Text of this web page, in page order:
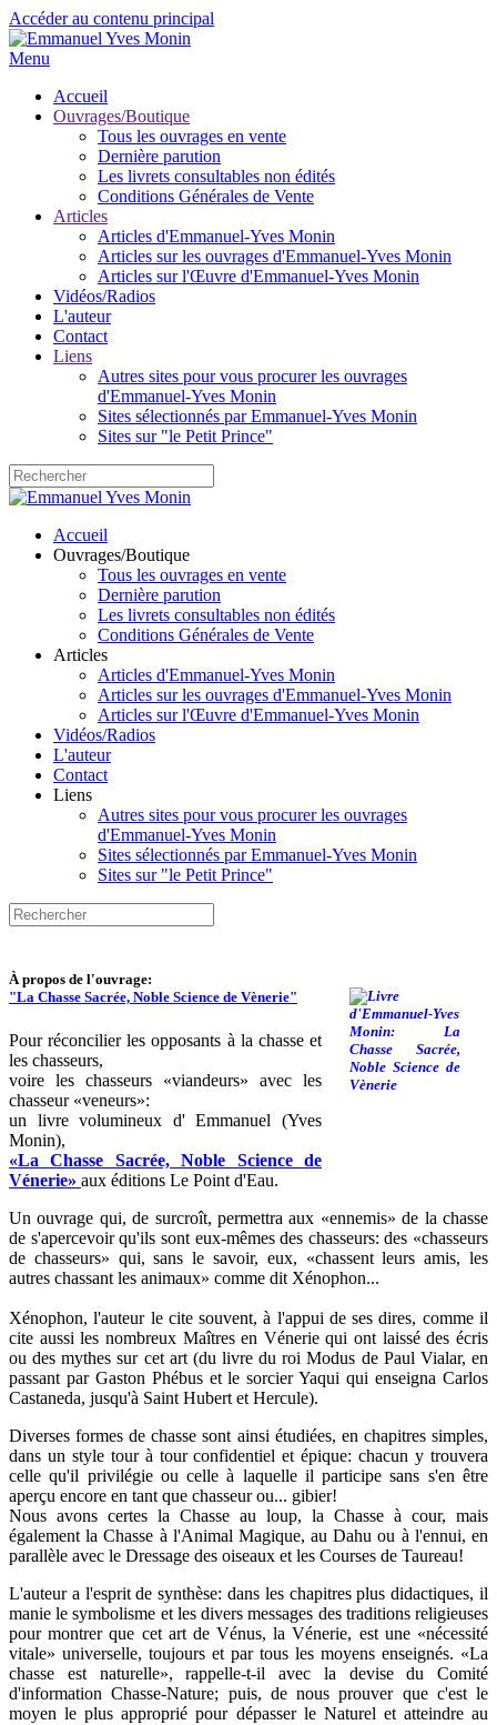
Accéder au contenu principal
Menu
Accueil
Ouvrages/Boutique
Tous les ouvrages en vente
Dernière parution
Les livrets consultables non édités
Conditions Générales de Vente
Articles
Articles d'Emmanuel-Yves Monin
Articles sur les ouvrages d'Emmanuel-Yves Monin
Articles sur l'Œuvre d'Emmanuel-Yves Monin
Vidéos/Radios
L'auteur
Contact
Liens
Autres sites pour vous procurer les ouvrages
d'Emmanuel-Yves Monin
Sites sélectionnés par Emmanuel-Yves Monin
Sites sur "le Petit Prince"
Accueil
Ouvrages/Boutique
Tous les ouvrages en vente
Dernière parution
Les livrets consultables non édités
Conditions Générales de Vente
Articles
Articles d'Emmanuel-Yves Monin
Articles sur les ouvrages d'Emmanuel-Yves Monin
Articles sur l'Œuvre d'Emmanuel-Yves Monin
Vidéos/Radios
L'auteur
Contact
Liens
Autres sites pour vous procurer les ouvrages
d'Emmanuel-Yves Monin
Sites sélectionnés par Emmanuel-Yves Monin
Sites sur "le Petit Prince"
À propos de l'ouvrage:
"La Chasse Sacrée, Noble Science de Vènerie"
Pour réconcilier les opposants à la chasse et
les chasseurs,
voire les chasseurs «viandeurs» avec les
chasseur «veneurs»:
un livre volumineux d' Emmanuel (Yves
Monin),
«La Chasse Sacrée, Noble Science de
Vénerie» aux éditions Le Point d'Eau.
Un ouvrage qui, de surcroît, permettra aux «ennemis» de la chasse
de s'apercevoir qu'ils sont eux-mêmes des chasseurs: des «chasseurs
de chasseurs» qui, sans le savoir, eux, «chassent leurs amis, les
autres chassant les animaux» comme dit Xénophon...
Xénophon, l'auteur le cite souvent, à l'appui de ses dires, comme il
cite aussi les nombreux Maîtres en Vénerie qui ont laissé des écris
ou des mythes sur cet art (du livre du roi Modus de Paul Vialar, en
passant par Gaston Phébus et le sorcier Yaqui qui enseigna Carlos
Castaneda, jusqu'à Saint Hubert et Hercule).
Diverses formes de chasse sont ainsi étudiées, en chapitres simples,
dans un style tour à tour confidentiel et épique: chacun y trouvera
celle qu'il privilégie ou celle à laquelle il participe sans s'en être
aperçu encore en tant que chasseur ou... gibier!
Nous avons certes la Chasse au loup, la Chasse à cour, mais
également la Chasse à l'Animal Magique, au Dahu ou à l'ennui, en
parallèle avec le Dressage des oiseaux et les Courses de Taureau!
L'auteur a l'esprit de synthèse: dans les chapitres plus didactiques, il
manie le symbolisme et les divers messages des traditions religieuses
pour montrer que cet art de Vénus, la Vénerie, est une «nécessité
vitale» universelle, toujours et par tous les moyens enseignés. «La
chasse est naturelle», rappelle-t-il avec la devise du Comité
d'information Chasse-Nature; puis, de nous prouver que c'est le
moyen le plus approprié pour dépasser le Naturel et atteindre au